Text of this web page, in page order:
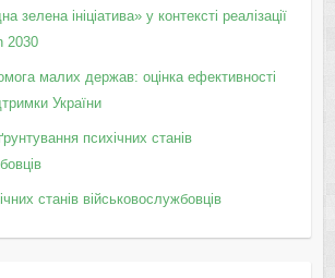
зелена ініціатива» у контексті реалізації
2030
малих держав: оцінка ефективності
України
психічних станів
станів військовослужбовців